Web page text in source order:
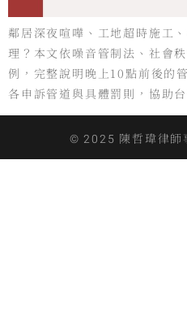
鄰居深夜喧嘩、工地超時施工
理？本文依噪音管制法、社會
例，完整說明晚上10點前後的
各申訴管道與具體罰則，協助
© 2025 陳哲瑋律師